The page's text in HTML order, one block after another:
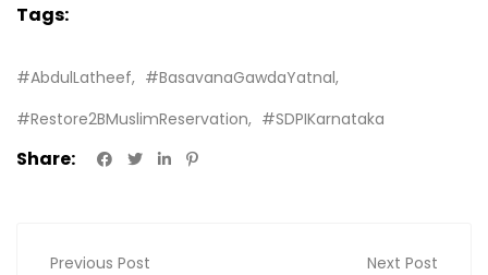
Tags:
#AbdulLatheef
#BasavanaGawdaYatnal
#Restore2BMuslimReservation
#SDPIKarnataka
Share:
Previous Post Next Post